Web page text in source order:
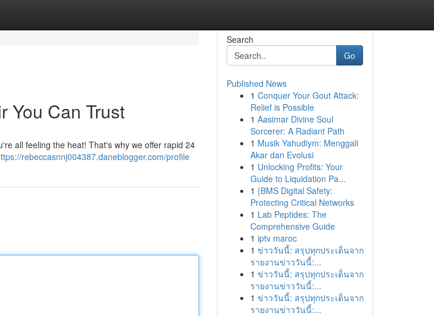
You Can Trust
all feeling the heat! That's why we offer rapid 24
rebeccasnnj004387.daneblogger.com/profile
Search
Go
Published News
1 Conquer Your Gout Attack:
Relief is Possible
1 Aasimar Divine Soul
Sorcerer: A Radiant Path
1 Musik Yahudiym: Menggali
Akar dan Evolusi
1 Unlocking Profits: Your
Guide to Liquidation Pa...
1 {BMS Digital Safety:
Protecting Critical Networks
1 Lab Peptides: The
Comprehensive Guide
1 iptv maroc
1 ข่าววันนี้: สรุปทุกประเด็นจาก
รายงานข่าววันนี้:...
1 ข่าววันนี้: สรุปทุกประเด็นจาก
รายงานข่าววันนี้:...
1 ข่าววันนี้: สรุปทุกประเด็นจาก
รายงานข่าววันนี้:...